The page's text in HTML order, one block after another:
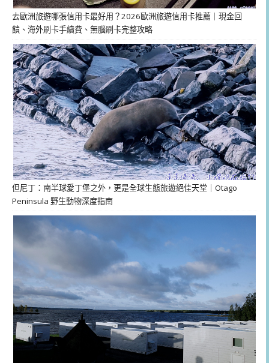
去歐洲旅遊哪張信用卡最好用？2026歐洲旅遊信用卡推薦｜現金回
饋、海外刷卡手續費、無腦刷卡完整攻略
但尼丁：南半球愛丁堡之外，更是全球生態旅遊絕佳天堂｜Otago
Peninsula 野生動物深度指南